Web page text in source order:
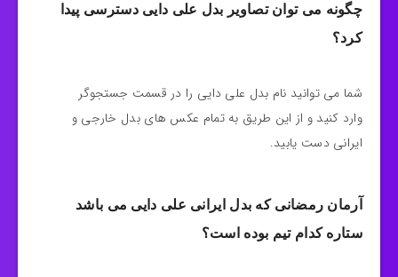
چگونه می توان تصاویر بدل علی دایی دسترسی پیدا
کرد؟
شما می توانید نام بدل علی دایی را در قسمت جستجوگر
وارد کنید و از این طریق به تمام عکس های بدل خارجی و
ایرانی دست یابید.
آرمان رمضانی که بدل ایرانی علی دایی می باشد
ستاره کدام تیم بوده است؟